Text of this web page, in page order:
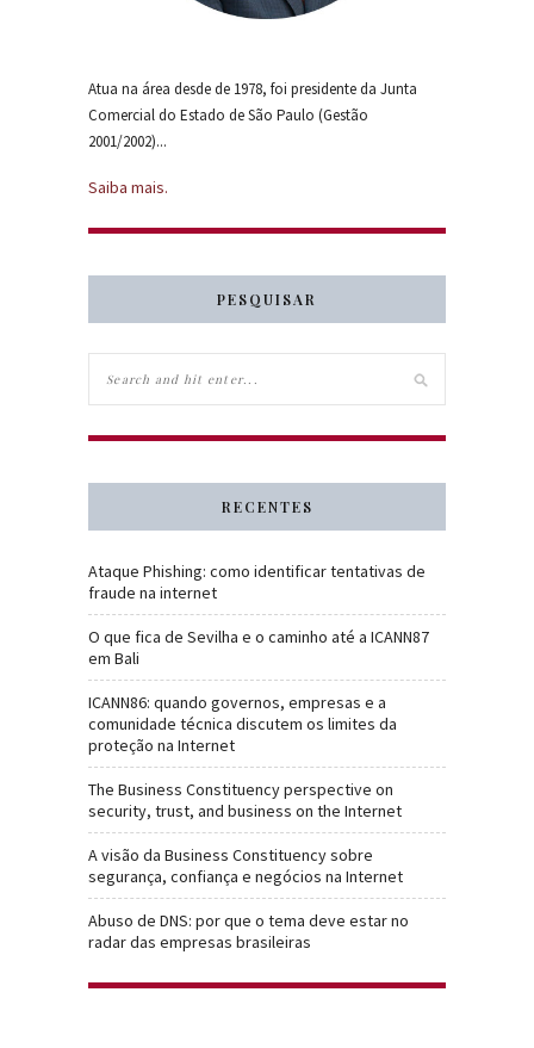
Atua na área desde de 1978, foi presidente da Junta
Comercial do Estado de São Paulo (Gestão
2001/2002)...
Saiba mais.
PESQUISAR
RECENTES
Ataque Phishing: como identificar tentativas de
fraude na internet
O que fica de Sevilha e o caminho até a ICANN87
em Bali
ICANN86: quando governos, empresas e a
comunidade técnica discutem os limites da
proteção na Internet
The Business Constituency perspective on
security, trust, and business on the Internet
A visão da Business Constituency sobre
segurança, confiança e negócios na Internet
Abuso de DNS: por que o tema deve estar no
radar das empresas brasileiras